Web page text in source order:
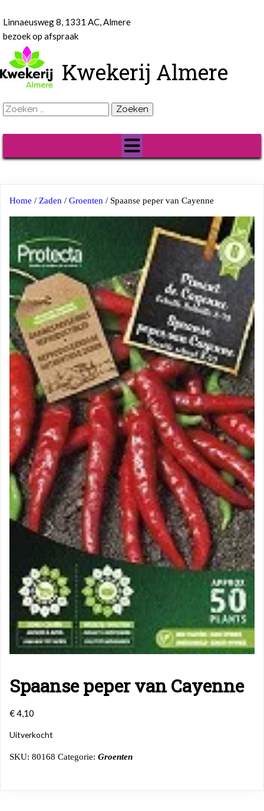
Linnaeusweg 8, 1331 AC, Almere
bezoek op afspraak
Kwekerij Almere
Zoeken
Home / Zaden / Groenten / Spaanse peper van Cayenne
Spaanse peper van Cayenne
€4,10
Uitverkocht
SKU: 80168 Categorie: Groenten